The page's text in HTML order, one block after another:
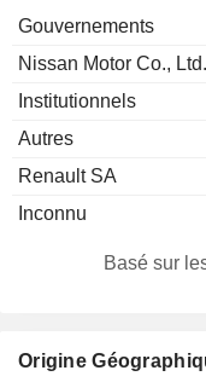
Gouvernements
Nissan Motor Co., Ltd.
Institutionnels
Autres
Renault SA
Inconnu
Basé sur
Origine